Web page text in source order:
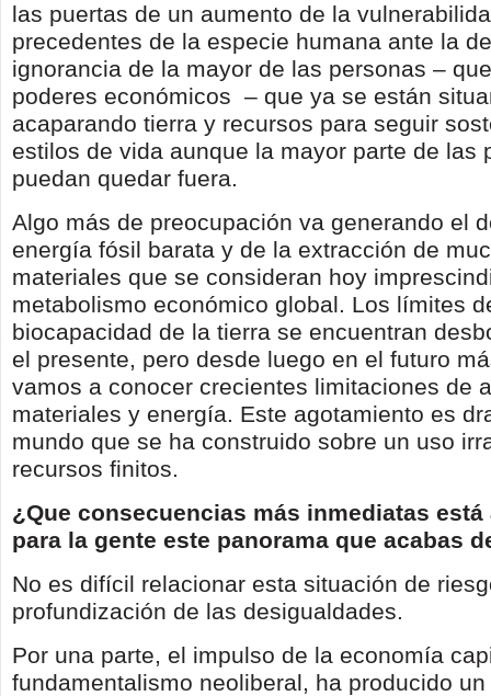
las puertas de un aumento de la
precedentes de la especie humana ante la
ignorancia de la mayor de las personas –
poderes económicos – que ya se están
acaparando tierra y recursos para seguir
estilos de vida aunque la mayor parte de las
puedan quedar fuera.
Algo más de preocupación va generando el
energía fósil barata y de la extracción de
materiales que se consideran hoy
metabolismo económico global. Los límites
biocapacidad de la tierra se encuentran
el presente, pero desde luego en el futuro
vamos a conocer crecientes limitaciones de
materiales y energía. Este agotamiento es
mundo que se ha construido sobre un uso
recursos finitos.
¿Que consecuencias más inmediatas está
para la gente este panorama que acabas
No es difícil relacionar esta situación de
profundización de las desigualdades.
Por una parte, el impulso de la economía
fundamentalismo neoliberal, ha producido